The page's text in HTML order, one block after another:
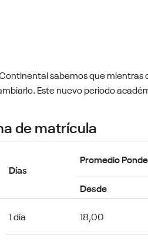
sabemos que
Este nuevo periodo
de matrícula
Días
Promedio
Desde
1 día 18,00